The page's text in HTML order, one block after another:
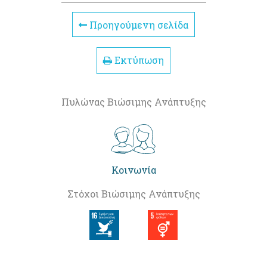
Προηγούμενη σελίδα
Εκτύπωση
Πυλώνας Βιώσιμης Ανάπτυξης
Κοινωνία
Στόχοι Βιώσιμης Ανάπτυξης